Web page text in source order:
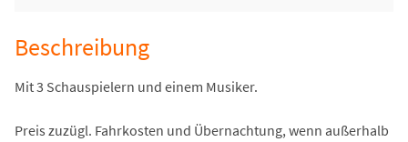
Beschreibung
Mit 3 Schauspielern und einem Musiker.
Preis zuzügl. Fahrkosten und Übernachtung, wenn außerhalb